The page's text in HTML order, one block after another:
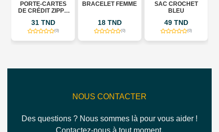
PORTE-CARTES
DE CRÉDIT ZIPPÉ
PROTECTION RFID
- 9
31 TND
(0)
BRACELET FEMME
18 TND
(0)
SAC CROCHET
BLEU
49 TND
(0)
NOUS CONTACTER
Des questions ? Nous sommes là pour vous aider !